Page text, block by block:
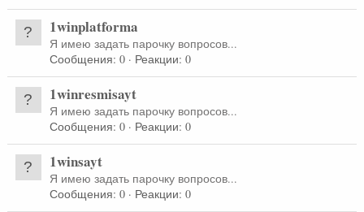
1winplatforma
Я имею задать парочку вопросов...
Сообщения 0 Реакции 0
1winresmisayt
Я имею задать парочку вопросов...
Сообщения 0 Реакции 0
1winsayt
Я имею задать парочку вопросов...
Сообщения 0 Реакции 0